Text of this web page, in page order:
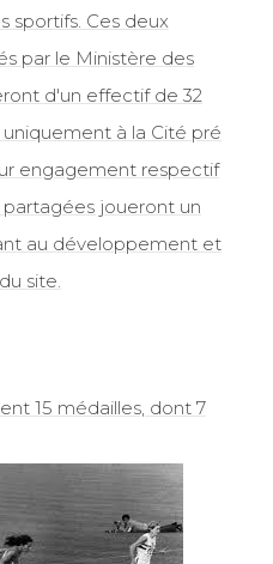
sportifs. Ces deux
par le Ministère des
d'un effectif de 32
à la Cité pré
engagement respectif
partagées joueront un
au développement et
site.
15 médailles, dont 7